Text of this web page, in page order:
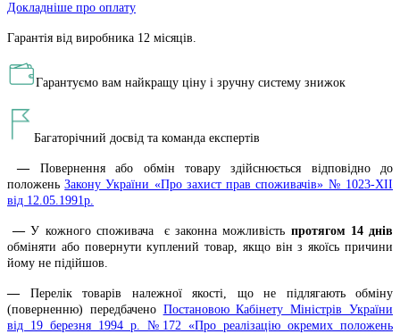
Докладніше про оплату
Гарантія від виробника 12 місяців.
Гарантуємо вам найкращу ціну і зручну систему знижок
Багаторічний досвід та команда експертів
— Повернення або обмін товару здійснюється відповідно до
положеньЗакону України «Про захист прав споживачів» № 1023-XII
від 12.05.1991р.
—У кожного споживача є законна можливість протягом 14 днів
обміняти або повернути куплений товар, якщо він з якоїсь причини
йому не підійшов.
— Перелік товарів належної якості, що не підлягають обміну
(поверненню) передбачено Постановою Кабінету Міністрів України
від 19 березня 1994 р. №172 «Про реалізацію окремих положень